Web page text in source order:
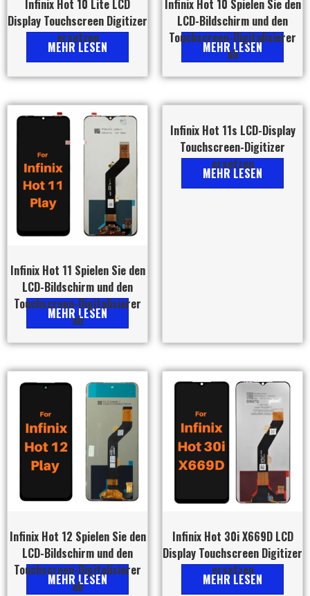
Infinix Hot 10 Lite LCD
Display Touchscreen Digitizer
ersetzen
MEHR LESEN
Infinix Hot 10 Spielen Sie den
LCD-Bildschirm und den
Touchscreen-Digitalisierer
ab
MEHR LESEN
Infinix Hot 11 Spielen Sie den
LCD-Bildschirm und den
Touchscreen-Digitalisierer
ab
MEHR LESEN
Infinix Hot 11s LCD-Display
Touchscreen-Digitizer
ersetzen
MEHR LESEN
Infinix Hot 12 Spielen Sie den
LCD-Bildschirm und den
Touchscreen-Digitalisierer
ab
MEHR LESEN
Infinix Hot 30i X669D LCD
Display Touchscreen Digitizer
ersetzen
MEHR LESEN